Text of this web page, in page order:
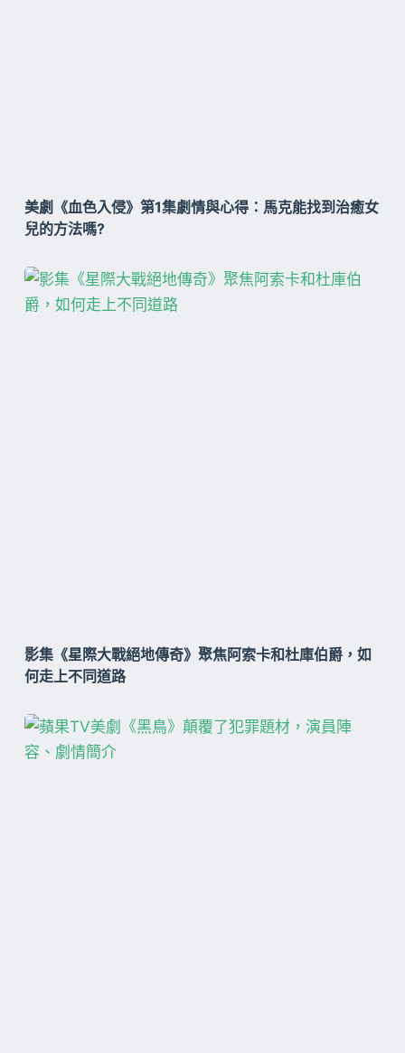
美劇《血色入侵》第1集劇情與心得：馬克能找到治癒女
兒的方法嗎?
影集《星際大戰絕地傳奇》聚焦阿索卡和杜庫伯爵，如
何走上不同道路